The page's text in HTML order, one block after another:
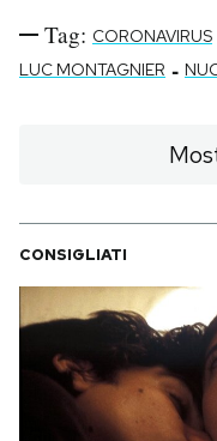
Tag: CORONAVIRUS
LUC MONTAGNIER -
CONSIGLIATI